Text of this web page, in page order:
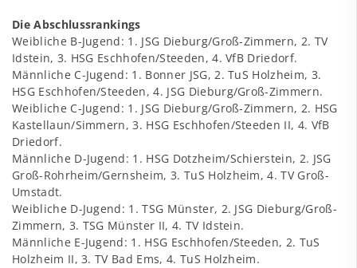
Die Abschlussrankings
Weibliche B-Jugend: 1. JSG Dieburg/Groß-Zimmern, 2. TV
Idstein, 3. HSG Eschhofen/Steeden, 4. VfB Driedorf.
Männliche C-Jugend: 1. Bonner JSG, 2. TuS Holzheim, 3.
HSG Eschhofen/Steeden, 4. JSG Dieburg/Groß-Zimmern.
Weibliche C-Jugend: 1. JSG Dieburg/Groß-Zimmern, 2. HSG
Kastellaun/Simmern, 3. HSG Eschhofen/Steeden II, 4. VfB
Driedorf.
Männliche D-Jugend: 1. HSG Dotzheim/Schierstein, 2. JSG
Groß-Rohrheim/Gernsheim, 3. TuS Holzheim, 4. TV Groß-
Umstadt.
Weibliche D-Jugend: 1. TSG Münster, 2. JSG Dieburg/Groß-
Zimmern, 3. TSG Münster II, 4. TV Idstein.
Männliche E-Jugend: 1. HSG Eschhofen/Steeden, 2. TuS
Holzheim II, 3. TV Bad Ems, 4. TuS Holzheim.